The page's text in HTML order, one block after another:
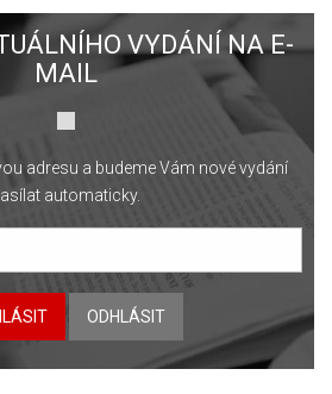
VYDÁNÍ NA E-
MAIL
adresu a budeme Vám nové vydání
automaticky.
ODHLÁSIT